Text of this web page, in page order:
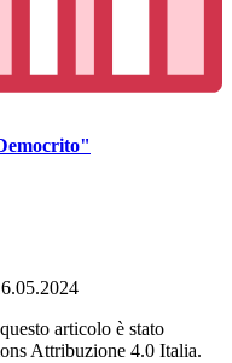
articolo è stato
Attribuzione 4.0 Italia.